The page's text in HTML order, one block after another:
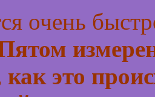
очень
как это